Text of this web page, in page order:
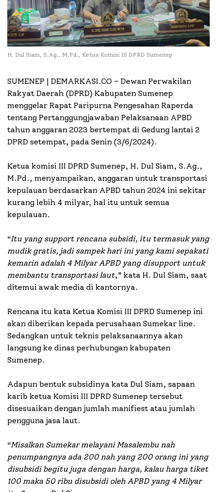
H. Dul Siam, S.Ag., M.Pd., Ketua Komisi III DPRD Sumenep
SUMENEP | DEMARKASI.CO – Dewan Perwakilan
Rakyat Daerah (DPRD) Kabupaten Sumenep
menggelar Rapat Paripurna Pengesahan Raperda
tentang Pertanggungjawaban Pelaksanaan APBD
tahun anggaran 2023 bertempat di Gedung lantai 2
DPRD setempat, pada Senin (3/6/2024).
Ketua komisi III DPRD Sumenep, H. Dul Siam, S.Ag.,
M.Pd., menyampaikan, anggaran untuk transportasi
kepulauan berdasarkan APBD tahun 2024 ini sekitar
kurang lebih 4 milyar, hal itu untuk semua
kepulauan.
“Itu yang support rencana subsidi, itu termasuk yang
mudik gratis, jadi sampek hari ini yang kami sepakati
kemarin adalah 4 Milyar APBD yang disupport untuk
membantu transportasi laut,” kata H. Dul Siam, saat
ditemui awak media di kantornya.
Rencana itu kata Ketua Komisi III DPRD Sumenep ini
akan diberikan kepada perusahaan Sumekar line.
Sedangkan untuk teknis pelaksanaannya akan
langsung ke dinas perhubungan kabupaten
Sumenep.
Adapun bentuk subsidinya kata Dul Siam, sapaan
karib ketua Komisi III DPRD Sumenep tersebut
disesuaikan dengan jumlah manifiest atau jumlah
pengguna jasa laut.
“Misalkan Sumekar melayani Masalembu nah
penumpangnya ada 200 nah yang 200 orang ini yang
disubsidi begitu juga dengan harga, kalau harga tiket
100 maka 50 ribu disubsidi oleh APBD yang 4 Milyar